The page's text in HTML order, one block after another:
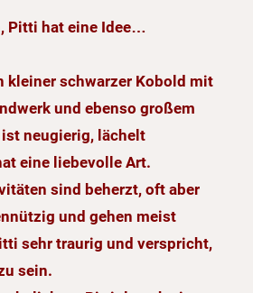
Pitti hat eine Idee…
kleiner schwarzer Kobold mit
und ebenso großem
neugierig, lächelt
eine liebevolle Art.
sind beherzt, oft aber
und gehen meist
sehr traurig und verspricht,
sein.